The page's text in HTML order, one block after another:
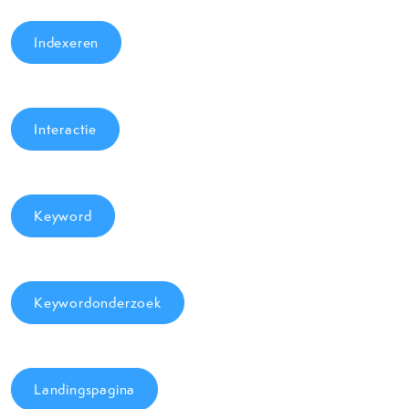
Indexeren
Interactie
Keyword
Keywordonderzoek
Landingspagina